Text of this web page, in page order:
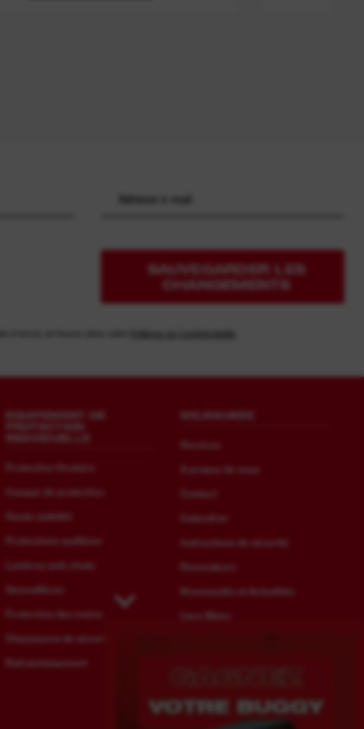
SAUVEGARDER LES
CHANGEMENTS
EQUIPEMENT DE
Protection Oculaire
Casque de protection
Haute visibilité
Protections auditives
Lanières anti-chute
Genouillères
Protection des mains
Chaussures de sécurité
Rafraichissement
MILWAUKEE
A propos de nous
Contact
Calendrier
Instructions de sécurité
Revendeurs
Nouveautés et Actualités
Livre Blanc
Indice de réparabilité